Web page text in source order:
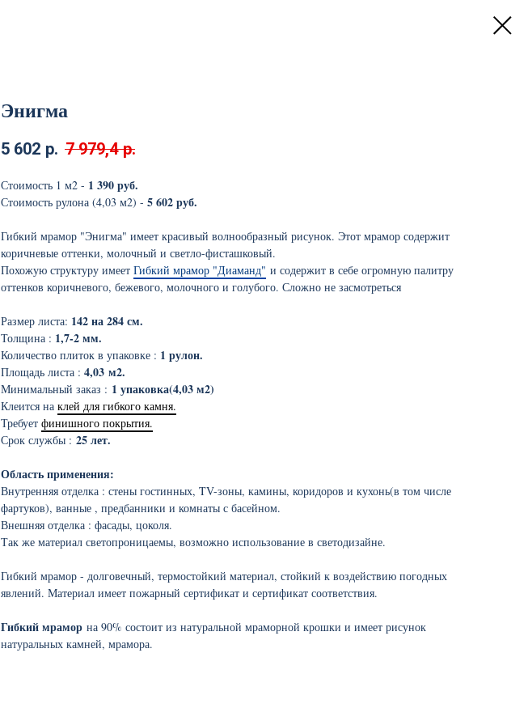
Энигма
5 602 р. 7 979,4 р.
Стоимость 1 м2 - 1 390 руб.
Стоимость рулона (4,03 м2) - 5 602 руб.
Гибкий мрамор "Энигма" имеет красивый волнообразный рисунок. Этот мрамор содержит
коричневые оттенки, молочный и светло-фисташковый.
Похожую структуру имеет Гибкий мрамор "Диаманд" и содержит в себе огромную палитру
оттенков коричневого, бежевого, молочного и голубого. Сложно не засмотреться
Размер листа: 142 на 284 см.
Толщина : 1,7-2 мм.
Количество плиток в упаковке : 1 рулон.
Площадь листа : 4,03 м2.
Минимальный заказ : 1 упаковка(4,03 м2)
Клеится на клей для гибкого камня.
Требует финишного покрытия.
Срок службы : 25 лет.
Область применения:
Внутренняя отделка : стены гостинных, TV-зоны, камины, коридоров и кухонь(в том числе
фартуков), ванные , предбанники и комнаты с басейном.
Внешняя отделка : фасады, цоколя.
Так же материал светопроницаемы, возможно использование в светодизайне.
Гибкий мрамор - долговечный, термостойкий материал, стойкий к воздействию погодных
явлений. Материал имеет пожарный сертификат и сертификат соответствия.
Гибкий мрамор на 90% состоит из натуральной мраморной крошки и имеет рисунок
натуральных камней, мрамора.